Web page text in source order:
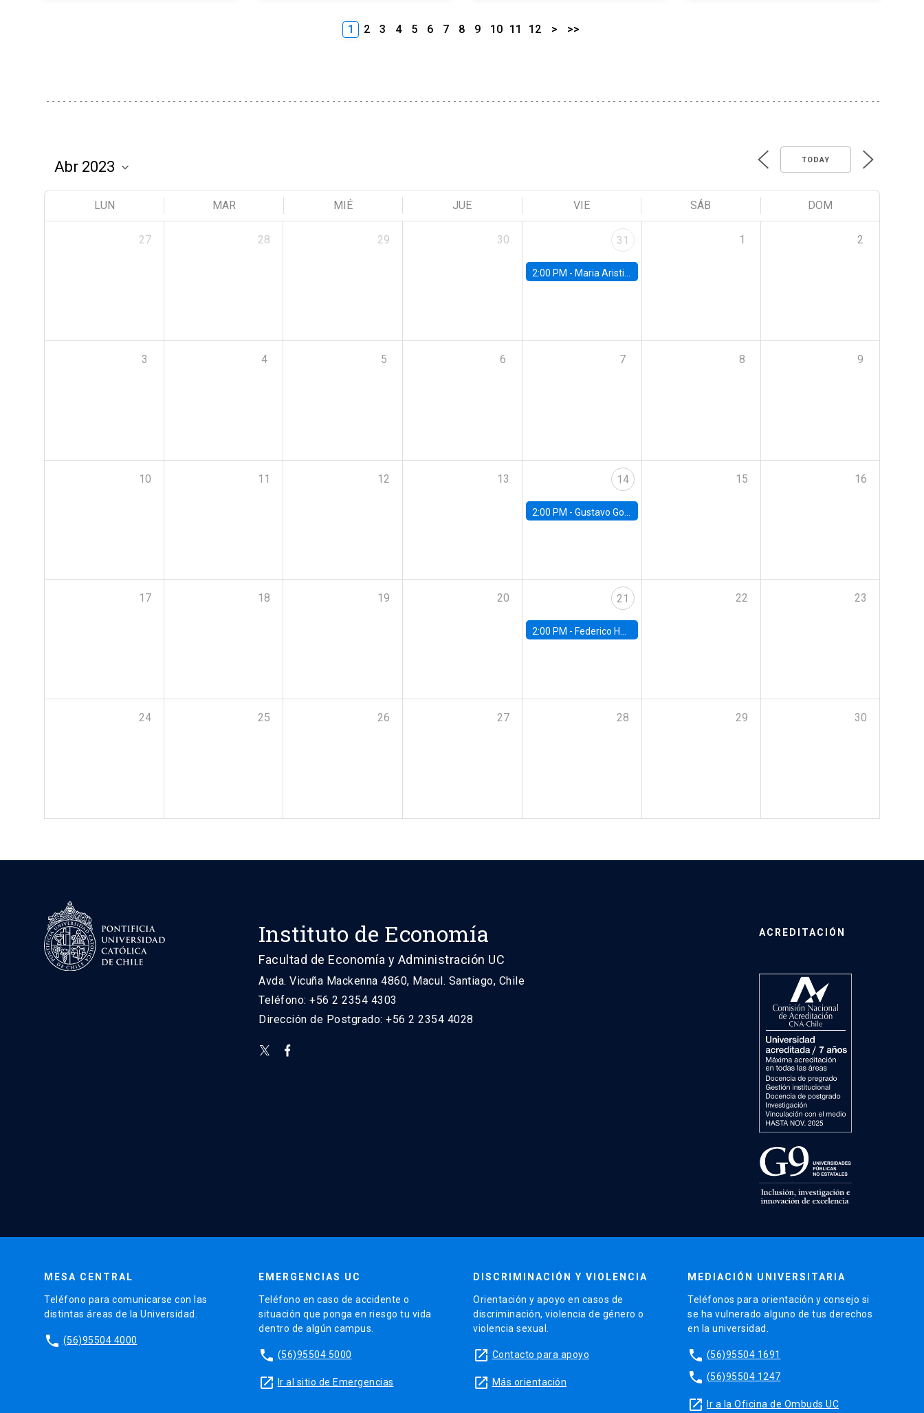
1 2 3 4 5 6 7 8 9 10 11 12 > >>
TODAY
LUN MAR MIÉ JUE VIE SÁB DOM
27 28 29 30 31
2:00 PM - Maria Aristizabal-Ramirez, FED Board
1 2
3 4 5 6 7 8 9
10 11 12 13 14
2:00 PM - Gustavo González - Banco Central de Chile
15 16
17 18 19 20 21
2:00 PM - Federico Huneeus - Banco Central de Chile
22 23
24 25 26 27 28 29 30
Instituto de Economía
Facultad de Economía y Administración UC
Avda. Vicuña Mackenna 4860, Macul. Santiago, Chile
Teléfono: +56 2 2354 4303
Dirección de Postgrado: +56 2 2354 4028
ACREDITACIÓN
MESA CENTRAL
Teléfono para comunicarse con las
distintas áreas de la Universidad.
phone (56)95504 4000
EMERGENCIAS UC
Teléfono en caso de accidente o
situación que ponga en riesgo tu vida
dentro de algún campus.
phone (56)95504 5000
launch Ir al sitio de Emergencias
DISCRIMINACIÓN Y VIOLENCIA
Orientación y apoyo en casos de
discriminación, violencia de género o
violencia sexual.
launch Contacto para apoyo
launch Más orientación
MEDIACIÓN UNIVERSITARIA
Teléfonos para orientación y consejo si
se ha vulnerado alguno de tus derechos
en la universidad.
phone (56)95504 1691
phone (56)95504 1247
launch Ir a la Oficina de Ombuds UC